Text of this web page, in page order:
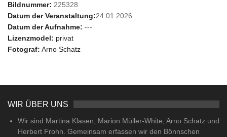
Bildnummer: 225328
Datum der Veranstaltung:24.01.2026
Datum der Aufnahme: ---
Lizenzmodel: privat
Fotograf: Arno Schatz
WIR ÜBER UNS
Wir sind Martina Klasen, Marion Müller-White, Arno Schatz und
Herbert Frohn. Gemeinsam erfassen wir den Bönnschen